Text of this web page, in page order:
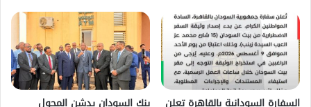
السفارة السودانية بالقاهرة تعلن بنك السودان يدشن المحول